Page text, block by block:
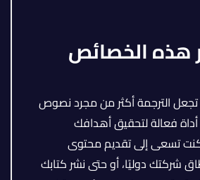
هذه الخصائص
الترجمة أكثر من مجرد نصوص
فعالة لتحقيق أهدافك
تسعى إلى تقديم محتوى
شركتك دوليًا، أو حتى نشر كتابك